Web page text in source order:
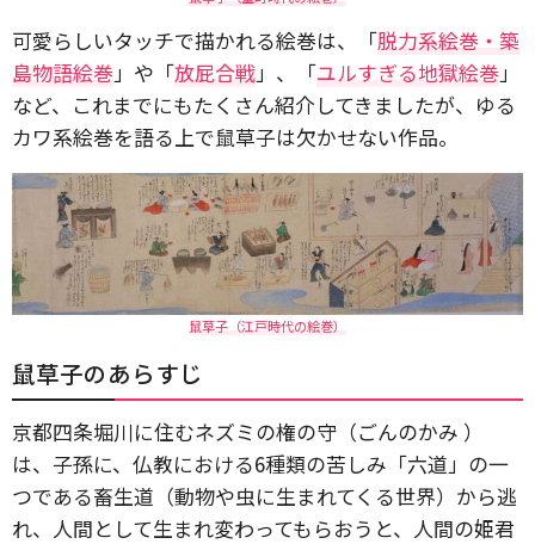
可愛らしいタッチで描かれる絵巻は、「脱力系絵巻・築
島物語絵巻」や「放屁合戦」、「ユルすぎる地獄絵巻」
など、これまでにもたくさん紹介してきましたが、ゆる
カワ系絵巻を語る上で鼠草子は欠かせない作品。
鼠草子（江戸時代の絵巻）
鼠草子のあらすじ
京都四条堀川に住むネズミの権の守（ごんのかみ ）
は、子孫に、仏教における6種類の苦しみ「六道」の一
つである畜生道（動物や虫に生まれてくる世界）から逃
れ、人間として生まれ変わってもらおうと、人間の姫君